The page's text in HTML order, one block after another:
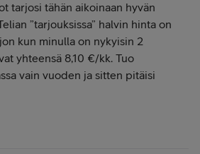
tarjosi tähän aikoinaan hyvän
”tarjouksissa” halvin hinta on
kun minulla on nykyisin 2
yhteensä 8,10 €/kk. Tuo
vain vuoden ja sitten pitäisi